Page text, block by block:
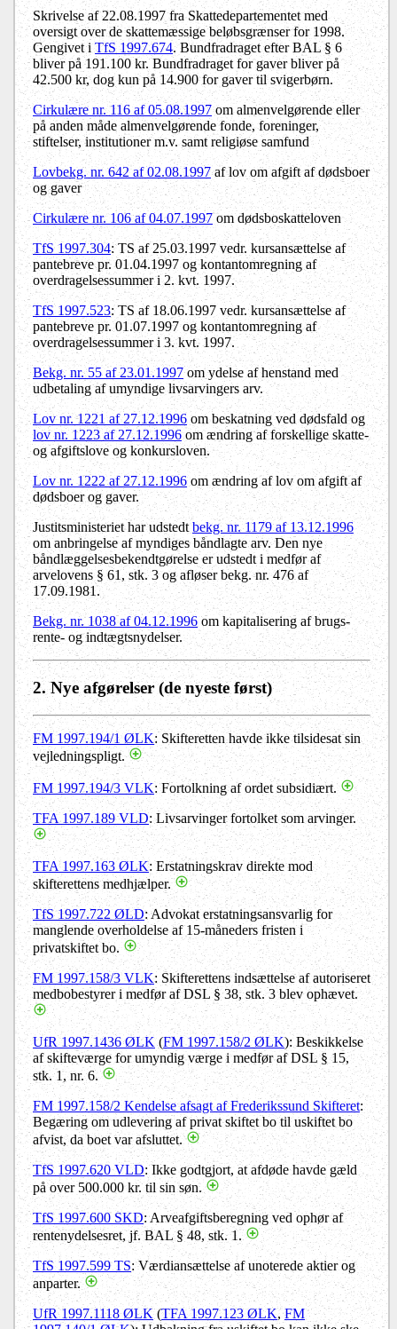
Skrivelse af 22.08.1997 fra Skattedepartementet med
oversigt over de skattemæssige beløbsgrænser for 1998.
Gengivet iTfS 1997.674. Bundfradraget efter BAL § 6
bliver på 191.100 kr. Bundfradraget for gaver bliver på
42.500 kr, dog kun på 14.900 for gaver til svigerbørn.
Cirkulære nr. 116 af 05.08.1997 om almenvelgørende eller
på anden måde almenvelgørende fonde, foreninger,
stiftelser, institutioner m.v. samt religiøse samfund
Lovbekg. nr. 642 af 02.08.1997af lov om afgift af dødsboer
og gaver
Cirkulære nr. 106 af 04.07.1997om dødsboskatteloven
TfS 1997.304: TS af 25.03.1997 vedr. kursansættelse af
pantebreve pr. 01.04.1997 og kontantomregning af
overdragelsessummer i 2. kvt. 1997.
TfS 1997.523: TS af 18.06.1997 vedr. kursansættelse af
pantebreve pr. 01.07.1997 og kontantomregning af
overdragelsessummer i 3. kvt. 1997.
Bekg. nr. 55 af 23.01.1997om ydelse af henstand med
udbetaling af umyndige livsarvingers arv.
Lov nr. 1221 af 27.12.1996 om beskatning ved dødsfald og
lov nr. 1223 af 27.12.1996om ændring af forskellige skatte-
og afgiftslove og konkursloven.
Lov nr. 1222 af 27.12.1996om ændring af lov om afgift af
dødsboer og gaver.
Justitsministeriet har udstedtbekg. nr. 1179 af 13.12.1996
om anbringelse af myndiges båndlagte arv. Den nye
båndlæggelsesbekendtgørelse er udstedt i medfør af
arvelovens § 61, stk. 3 og afløser bekg. nr. 476 af
17.09.1981.
Bekg. nr. 1038 af 04.12.1996 om kapitalisering af brugs-
rente- og indtægtsnydelser.
2. Nye afgørelser(de nyeste først)
FM 1997.194/1 ØLK: Skifteretten havde ikke tilsidesat sin
vejledningspligt.
FM 1997.194/3 VLK: Fortolkning af ordet subsidiært.
TFA 1997.189 VLD: Livsarvinger fortolket som arvinger.
TFA 1997.163 ØLK: Erstatningskrav direkte mod
skifterettens medhjælper.
TfS 1997.722 ØLD: Advokat erstatningsansvarlig for
manglende overholdelse af 15-måneders fristen i
privatskiftet bo.
FM 1997.158/3 VLK: Skifterettens indsættelse af autoriseret
medbobestyrer i medfør af DSL § 38, stk. 3 blev ophævet.
UfR 1997.1436 ØLK(FM 1997.158/2 ØLK): Beskikkelse
af skifteværge for umyndig værge i medfør af DSL § 15,
stk. 1, nr. 6.
FM 1997.158/2 Kendelse afsagt af Frederikssund Skifteret:
Begæring om udlevering af privat skiftet bo til uskiftet bo
afvist, da boet var afsluttet.
TfS 1997.620 VLD: Ikke godtgjort, at afdøde havde gæld
på over 500.000 kr. til sin søn.
TfS 1997.600 SKD: Arveafgiftsberegning ved ophør af
rentenydelsesret, jf. BAL § 48, stk. 1.
TfS 1997.599 TS: Værdiansættelse af unoterede aktier og
anparter.
UfR 1997.1118 ØLK(TFA 1997.123 ØLK,FM